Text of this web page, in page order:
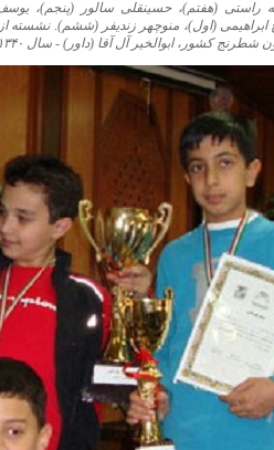
راستی (هفتم)، حسينقلی سالور
ابراهيمی (اول)، منوچهر زنديفر (ششم).
شطرنج کشور، ابوالخیر آل آقا (داور) - سال ۱۳۴۰